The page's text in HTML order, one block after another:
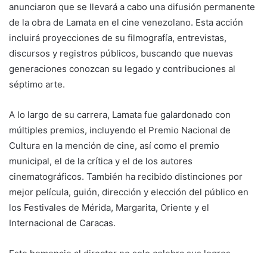
anunciaron que se llevará a cabo una difusión permanente
de la obra de Lamata en el cine venezolano. Esta acción
incluirá proyecciones de su filmografía, entrevistas,
discursos y registros públicos, buscando que nuevas
generaciones conozcan su legado y contribuciones al
séptimo arte.
A lo largo de su carrera, Lamata fue galardonado con
múltiples premios, incluyendo el Premio Nacional de
Cultura en la mención de cine, así como el premio
municipal, el de la crítica y el de los autores
cinematográficos. También ha recibido distinciones por
mejor película, guión, dirección y elección del público en
los Festivales de Mérida, Margarita, Oriente y el
Internacional de Caracas.